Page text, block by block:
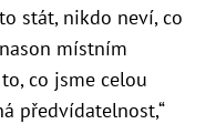
stát, nikdo neví, co
místním
co jsme celou
předvídatelnost,“